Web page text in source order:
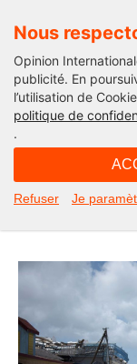
Nous
Opinion
publicité. En
l’utilisation de
politique de
.
Refuser Je
Opinion
Saint-